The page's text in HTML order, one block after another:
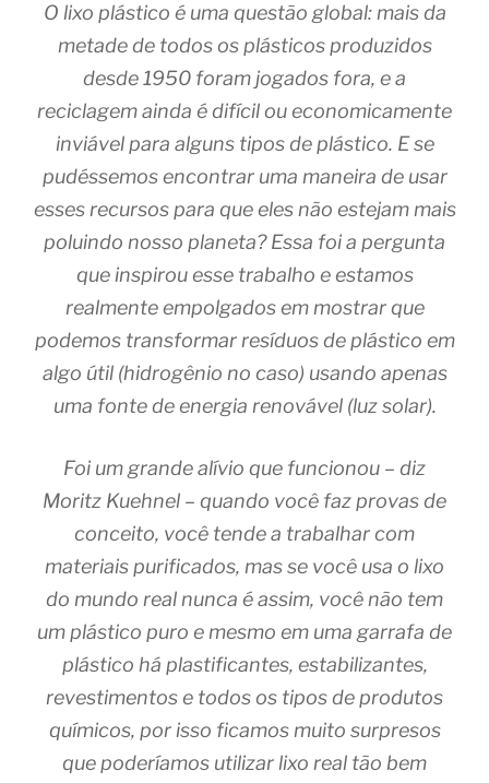
O lixo plástico é uma questão global: mais da
metade de todos os plásticos produzidos
desde 1950 foram jogados fora, e a
reciclagem ainda é difícil ou economicamente
inviável para alguns tipos de plástico. E se
pudéssemos encontrar uma maneira de usar
esses recursos para que eles não estejam mais
poluindo nosso planeta? Essa foi a pergunta
que inspirou esse trabalho e estamos
realmente empolgados em mostrar que
podemos transformar resíduos de plástico em
algo útil (hidrogênio no caso) usando apenas
uma fonte de energia renovável (luz solar).
Foi um grande alívio que funcionou – diz
Moritz Kuehnel – quando você faz provas de
conceito, você tende a trabalhar com
materiais purificados, mas se você usa o lixo
do mundo real nunca é assim, você não tem
um plástico puro e mesmo em uma garrafa de
plástico há plastificantes, estabilizantes,
revestimentos e todos os tipos de produtos
químicos, por isso ficamos muito surpresos
que poderíamos utilizar lixo real tão bem